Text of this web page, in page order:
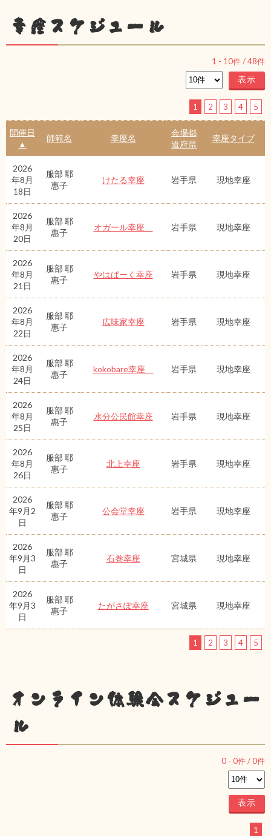
幸座スケジュール
1 - 10件 /48件
1 2 3 4 5
開催日
▲
師範名 幸座名
会場都
道府県
幸座タイプ
2026
年8月
18日
服部 耶
惠子
けたる幸座 岩手県 現地幸座
2026
年8月
20日
服部 耶
惠子
オガール幸座 岩手県 現地幸座
2026
年8月
21日
服部 耶
惠子
やはぱーく幸座 岩手県 現地幸座
2026
年8月
22日
服部 耶
惠子
広味家幸座 岩手県 現地幸座
2026
年8月
24日
服部 耶
惠子
kokobare幸座 岩手県 現地幸座
2026
年8月
25日
服部 耶
惠子
水分公民館幸座 岩手県 現地幸座
2026
年8月
26日
服部 耶
惠子
北上幸座 岩手県 現地幸座
2026
年9月2
日
服部 耶
惠子
公会堂幸座 岩手県 現地幸座
2026
年9月3
日
服部 耶
惠子
石巻幸座 宮城県 現地幸座
2026
年9月3
日
服部 耶
惠子
たがさぽ幸座 宮城県 現地幸座
1 2 3 4 5
オンライン体験会スケジュー
ル
0 - 0件 /0件
1